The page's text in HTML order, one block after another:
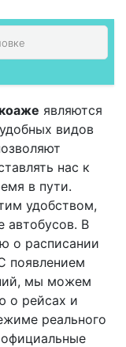
являются
видов
нас к
в пути.
удобством,
автобусов. В
о расписании
появлением
мы можем
о рейсах и
реального